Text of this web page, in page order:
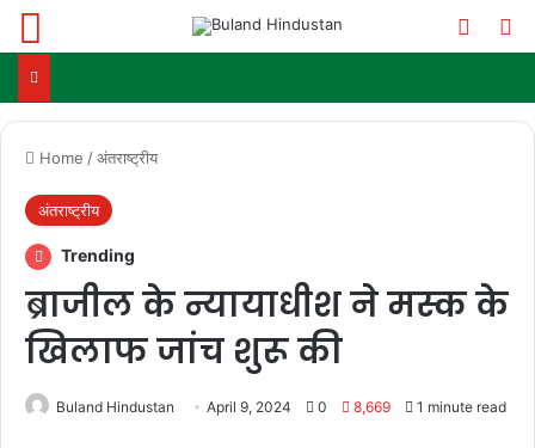
Home /अंतराष्ट्रीय
अंतराष्ट्रीय
Trending
ब्राजील के न्यायाधीश ने मस्क के
खिलाफ जांच शुरू की
Buland Hindustan April 9, 2024 0 8,669 1 minute read